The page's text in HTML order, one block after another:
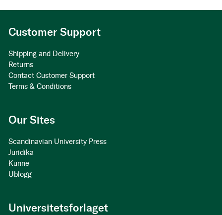
Customer Support
Shipping and Delivery
Returns
Contact Customer Support
Terms & Conditions
Our Sites
Scandinavian University Press
Juridika
Kunne
Ublogg
Universitetsforlaget